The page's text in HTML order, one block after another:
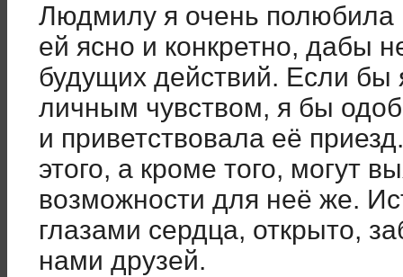
Людмилу я очень полюбила
ей ясно и конкретно, дабы
будущих действий. Если бы
личным чувством, я бы
и приветствовала её
этого, а кроме того, могут
возможности для неё же.
глазами сердца, открыто,
нами друзей.